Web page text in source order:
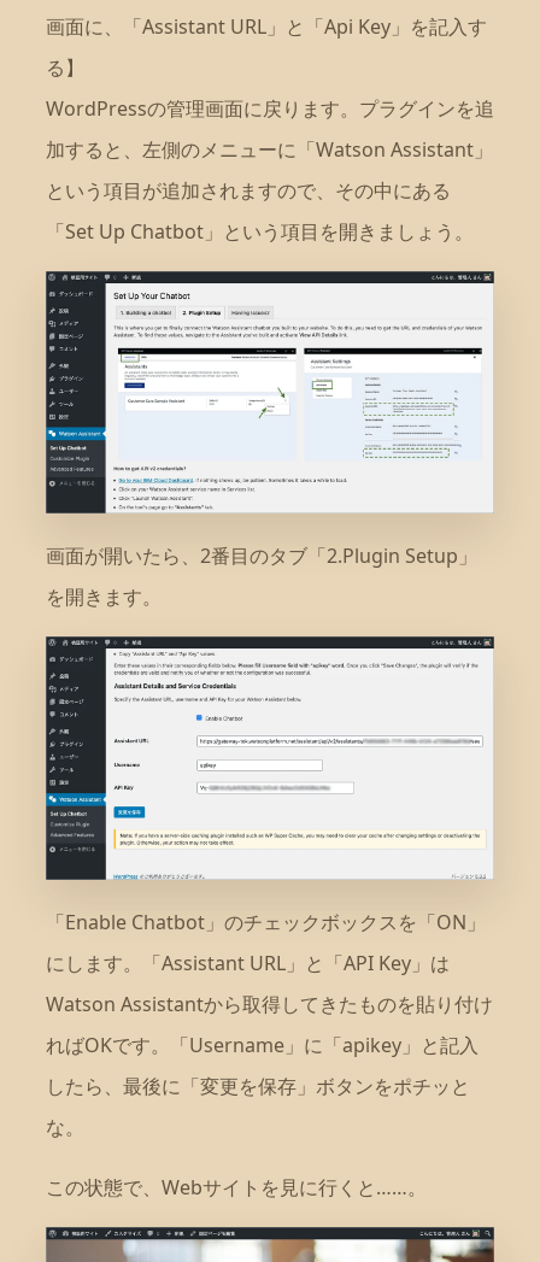
画面に、「Assistant URL」と「Api Key」を記入す
る】
WordPressの管理画面に戻ります。プラグインを追
加すると、左側のメニューに「Watson Assistant」
という項目が追加されますので、その中にある
「Set Up Chatbot」という項目を開きましょう。
画面が開いたら、2番目のタブ「2.Plugin Setup」
を開きます。
「Enable Chatbot」のチェックボックスを「ON」
にします。「Assistant URL」と「API Key」は
Watson Assistantから取得してきたものを貼り付け
ればOKです。「Username」に「apikey」と記入
したら、最後に「変更を保存」ボタンをポチッと
な。
この状態で、Webサイトを見に行くと……。